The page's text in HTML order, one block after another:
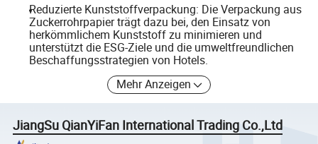
Reduzierte Kunststoffverpackung: Die Verpackung aus
Zuckerrohrpapier trägt dazu bei, den Einsatz von
herkömmlichem Kunststoff zu minimieren und
unterstützt die ESG-Ziele und die umweltfreundlichen
Beschaffungsstrategien von Hotels.
Mehr Anzeigen
JiangSu QianYiFan International Trading Co.,Ltd